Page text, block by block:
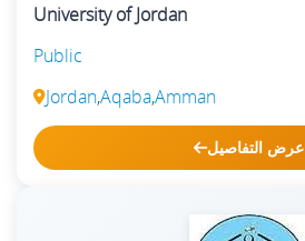
University of Jordan
Public
Jordan,Aqaba,Amman
عرض التفاصيل